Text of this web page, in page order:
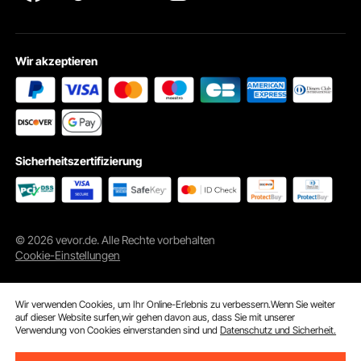
Rahmen aus legiertem Stahl
Wir akzeptieren
Sicherheitszertifizierung
© 2026 vevor.de. Alle Rechte vorbehalten
Cookie-Einstellungen
Wir verwenden Cookies, um Ihr Online-Erlebnis zu verbessern.Wenn Sie weiter
auf dieser Website surfen,wir gehen davon aus, dass Sie mit unserer
Verwendung von Cookies einverstanden sind undDatenschutz und Sicherheit.